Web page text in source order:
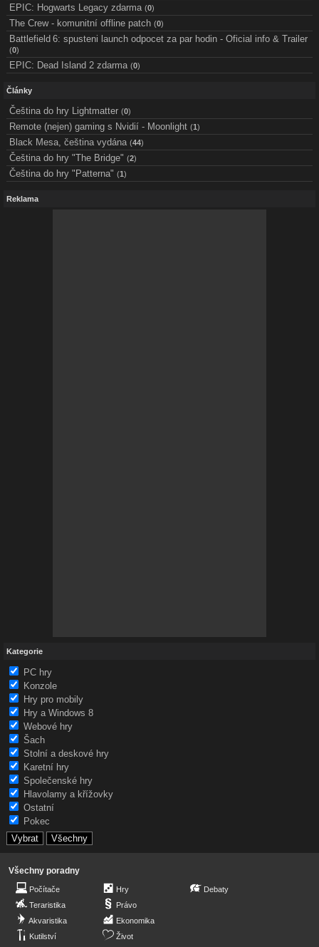
EPIC: Hogwarts Legacy zdarma (0)
The Crew - komunitní offline patch (0)
Battlefield 6: spusteni launch odpocet za par hodin - Oficial info & Trailer
(0)
EPIC: Dead Island 2 zdarma (0)
Články
Čeština do hry Lightmatter (0)
Remote (nejen) gaming s Nvidií - Moonlight (1 )
Black Mesa, čeština vydána (44)
Čeština do hry "The Bridge" (2)
Čeština do hry "Patterna" (1 )
Reklama
Kategorie
PC hry
Konzole
Hry pro mobily
Hry a Windows 8
Webové hry
Šach
Stolní a deskové hry
Karetní hry
Společenské hry
Hlavolamy a křížovky
Ostatní
Pokec
Všechny poradny
Počítače
Teraristika
Akvaristika
Kutilství
Hry
Právo
Ekonomika
Život
Debaty